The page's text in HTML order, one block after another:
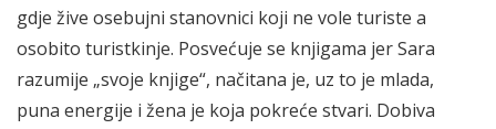
gdje žive osebujni stanovnici koji ne vole turiste a
osobito turistkinje. Posvećuje se knjigama jer Sara
razumije „svoje knjige“, načitana je, uz to je mlada,
puna energije i žena je koja pokreće stvari. Dobiva